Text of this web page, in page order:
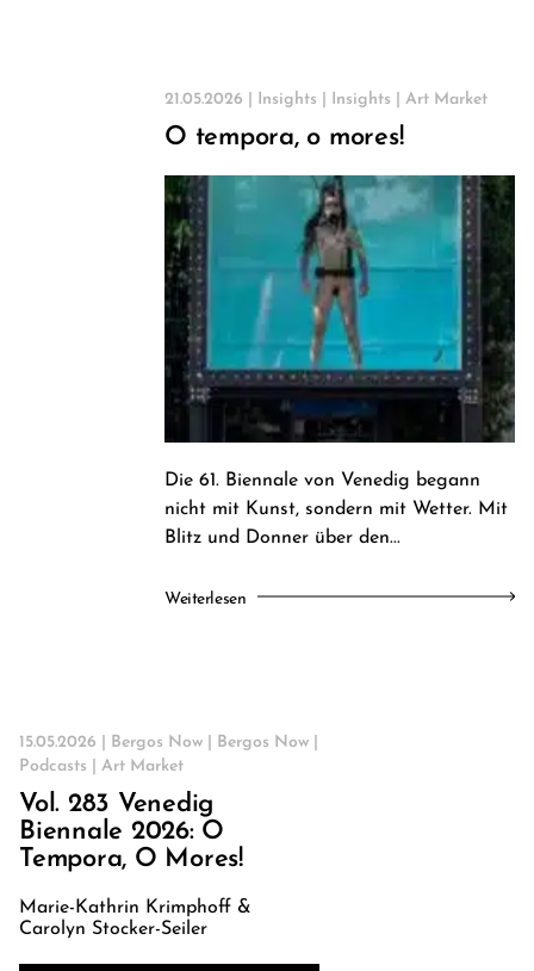
21.05.2026 | Insights Insights Art Market
O tempora, o mores!
Die 61. Biennale von Venedig begann
nicht mit Kunst, sondern mit Wetter. Mit
Blitz und Donner über den...
Weiterlesen
15.05.2026 | Bergos Now Bergos Now
Podcasts
Art Market
Vol. 283 Venedig
Biennale 2026: O
Tempora, O Mores!
Marie-Kathrin Krimphoff &
Carolyn Stocker-Seiler